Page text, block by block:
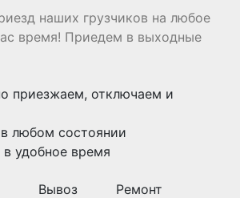
наших грузчиков на любое
время! Приедем в выходные
приезжаем, отключаем и
любом состоянии
удобное время
Вывоз Ремонт